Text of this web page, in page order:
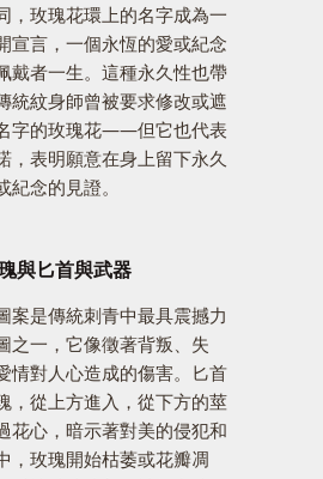
，玫瑰花環上的名字成為一
宣言，一個永恆的愛或紀念
戴者一生。這種永久性也帶
紋身師曾被要求修改或遮
字的玫瑰花——但它也代表
，表明願意在身上留下永久
念的見證。
與匕首與武器
案是傳統刺青中最具震撼力
之一，它像徵著背叛、失
情對人心造成的傷害。匕首
，從上方進入，從下方的莖
花心，暗示著對美的侵犯和
，玫瑰開始枯萎或花瓣凋